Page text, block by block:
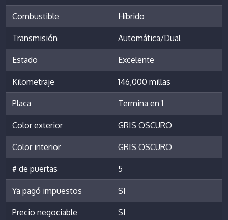
Combustible Híbrido
Transmisión Automática/Dual
Estado Excelente
Kilometraje 146,000 millas
Placa Termina en 1
Color exterior GRIS OSCURO
Color interior GRIS OSCURO
# de puertas 5
Ya pagó impuestos SI
Precio negociable SI